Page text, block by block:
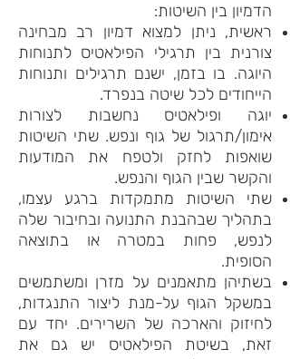
הדמיון בין השיטות:
ראשית, ניתן למצוא דמיון רב מבחינה
צורנית בין תרגילי הפילאטיס לתנוחות
היוגה. בו בזמן, ישנם תרגילים ותנוחות
הייחודים לכל שיטה בנפרד.
יוגה ופילאטיס נחשבות לצורות
אימון/תרגול של גוף ונפש. שתי השיטות
שואפות לחזק ולטפח את המודעות
והקשר שבין הגוף והנפש.
שתי השיטות מתמקדות ברגע עצמו,
בתהליך שבהבנת התנועה ובחיבור שלה
לנפש, פחות במטרה או בתוצאה
הסופית.
בשתיהן מתאמנים על מזרן ומשתמשים
במשקל הגוף על-מנת ליצור התנגדות,
לחיזוק והארכה של השרירים. יחד עם
זאת, בשיטת הפילאטיס יש גם את